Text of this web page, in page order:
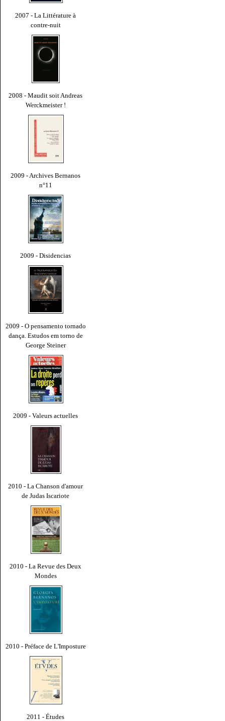
2007 - La Littérature à
contre-nuit
2008 - Maudit soit Andreas
Werckmeister !
2009 - Archives Bernanos
n°11
2009 - Disidencias
2009 - O pensamento tornado
dança. Estudos em torno de
George Steiner
2009 - Valeurs actuelles
2010 - La Chanson d'amour
de Judas Iscariote
2010 - La Revue des Deux
Mondes
2010 - Préface de L'Imposture
2011 - Études